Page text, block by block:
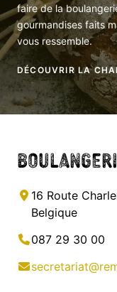
faire de la
gourmandises faits
vous ressemble.
DÉCOUVRIR LA
16 Route
Belgique
087 29 30 00